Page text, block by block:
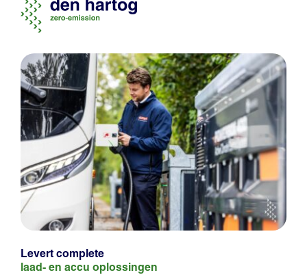
Levert complete
laad- en accu oplossingen